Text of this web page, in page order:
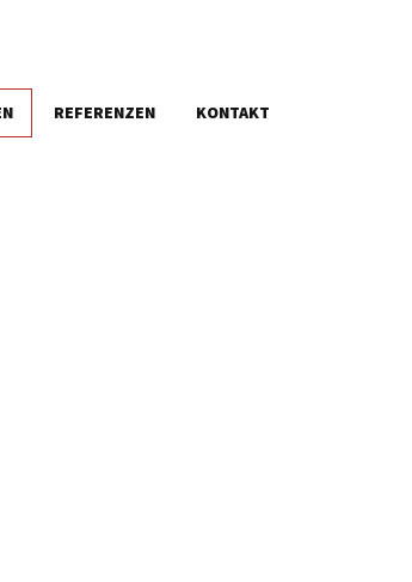
REFERENZEN KONTAKT